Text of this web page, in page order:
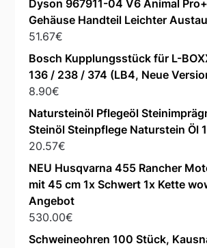
Dyson 967911-04 V6 Animal
Gehäuse Handteil Leichter
51.67€
Bosch Kupplungsstück für L-
136 / 238 / 374 (LB4, Neue
8.90€
Natursteinöl Pflegeöl
Steinöl Steinpflege Naturstein Öl
20.57€
NEU Husqvarna 455 Rancher
mit 45 cm 1x Schwert 1x Kette
Angebot
530.00€
Schweineohren 100 Stück,